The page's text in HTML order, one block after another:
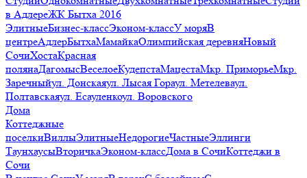
в АдлереЖК Бытха 2016
ЭлитныеБизнес-классЭконом-классУ моряВ
центреАдлерБытхаМамайкаОлимпийская деревняНовый
СочиХостаКрасная
полянаДагомысВеселоеКудепстаМацестаМкр. ПриморьеМкр.
Заречныйул. Донскаяул. Лысая Гораул. Метелеваул.
Полтавскаяул. Есауленкоул. Воровского
Дома
Коттеджные
поселкиВиллыЭлитныеНедорогиеЧастныеЭллинги
ТаунхаусыВторичкаЭконом-классДома в СочиКоттеджи в
Сочи